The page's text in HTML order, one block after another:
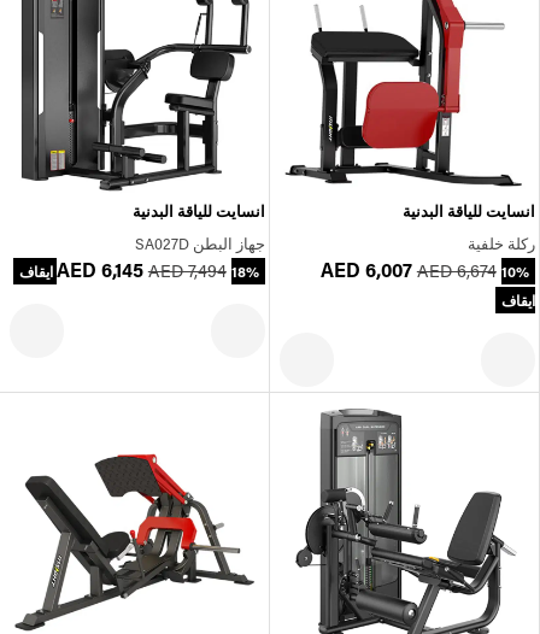
انسايت للياقة البدنية
ركلة خلفية
AED 6,007 AED 6,674 10%
ايقاف
انسايت للياقة البدنية
جهاز البطن SA027D
AED 6,145 AED 7,494 18% ايقاف